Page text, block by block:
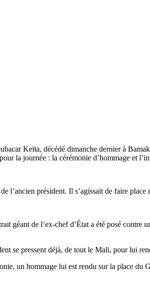
Keïta, décédé dimanche dernier à
la journée : la cérémonie d’hommage et
l’ancien président. Il s’agissait de faire
de l’ex-chef d’État a été posé contre
se pressent déjà, de tout le Mali, pour lui
un hommage lui est rendu sur la place du